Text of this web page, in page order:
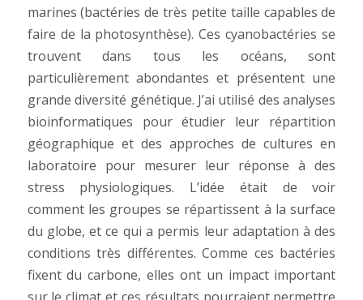
marines (bactéries de très petite taille capables de
faire de la photosynthèse). Ces cyanobactéries se
trouvent dans tous les océans, sont
particulièrement abondantes et présentent une
grande diversité génétique. J’ai utilisé des analyses
bioinformatiques pour étudier leur répartition
géographique et des approches de cultures en
laboratoire pour mesurer leur réponse à des
stress physiologiques. L’idée était de voir
comment les groupes se répartissent à la surface
du globe, et ce qui a permis leur adaptation à des
conditions très différentes. Comme ces bactéries
fixent du carbone, elles ont un impact important